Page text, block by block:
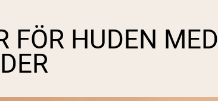
FÖR HUDEN MED